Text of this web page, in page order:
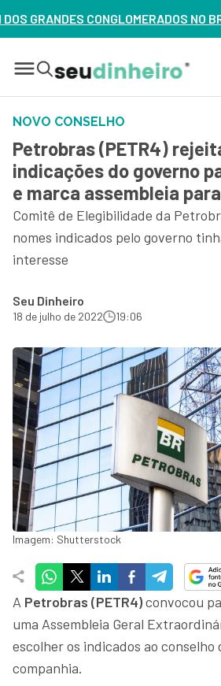
NO BRASIL? VEJA ERROS DE 3
NOVO CONSELHO
Petrobras (PETR4)
indicações do governo
e marca assembleia
Comitê de Elegibilidade da
nomes indicados pelo governo
interesse
Seu Dinheiro
18 de julho de 2022 19:06
Imagem: Shutterstock
A Petrobras (PETR4)convocou
uma Assembleia Geral
escolher os indicados ao
companhia.